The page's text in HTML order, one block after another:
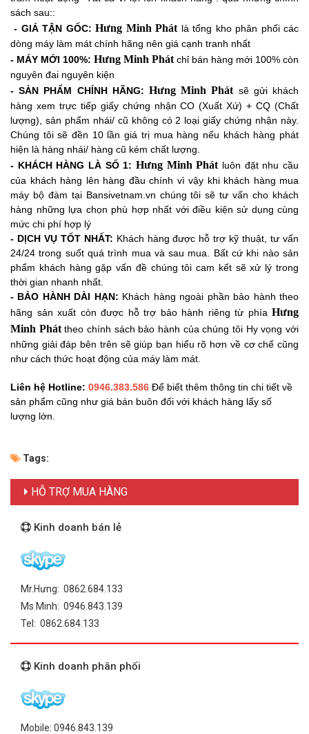
sách sau::
- GIÁ TẬN GỐC: Hưng Minh Phát là tổng kho phân phối các
dòng máy làm mát chính hãng nên giá cạnh tranh nhất
- MÁY MỚI 100%: Hưng Minh Phát chỉ bán hàng mới 100% còn
nguyên đai nguyên kiện
-SẢN PHẨM CHÍNH HÃNG: Hưng Minh Phát sẽ gửi khách
hàng xem trực tiếp giấy chứng nhận CO (Xuất Xứ) + CQ (Chất
lượng), sản phẩm nhái/ cũ không có 2 loại giấy chứng nhận này.
Chúng tôi sẽ đền 10 lần giá trị mua hàng nếu khách hàng phát
hiện là hàng nhái/ hàng cũ kém chất lượng.
- KHÁCH HÀNG LÀ SỐ 1: Hưng Minh Phát luôn đặt nhu cầu
của khách hàng lên hàng đầu chính vì vậy khi khách hàng mua
máy bộ đàm tại Bansivetnam.vn chúng tôi sẽ tư vấn cho khách
hàng những lựa chọn phù hợp nhất với điều kiện sử dụng cùng
mức chi phí hợp lý
- DỊCH VỤ TỐT NHẤT: Khách hàng được hỗ trợ kỹ thuật, tư vấn
24/24 trong suốt quá trình mua và sau mua. Bất cứ khi nào sản
phẩm khách hàng gặp vấn đề chúng tôi cam kết sẽ xử lý trong
thời gian nhanh nhất.
- BẢO HÀNH DÀI HẠN: Khách hàng ngoài phần bảo hành theo
hãng sản xuất còn được hỗ trợ bảo hành riêng từ phía Hưng
Minh Pháttheochính sách bảo hành của chúng tôi Hy vọng với
những giải đáp bên trên sẽ giúp bạn hiểu rõ hơn về cơ chế cũng
như cách thức hoạt động của máy làm mát.
Liên hệ Hotline: 0946.383.586 Để biết thêm thông tin chi tiết về
sản phẩm cũng như giá bán buôn đối với khách hàng lấy số
lượng lớn.
Tags:
HỖ TRỢ MUA HÀNG
Kinh doanh bán lẻ
Mr.Hưng: 0862.684.133
Ms Minh: 0946.843.139
Tel: 0862.684.133
Kinh doanh phân phối
Mobile: 0946.843.139